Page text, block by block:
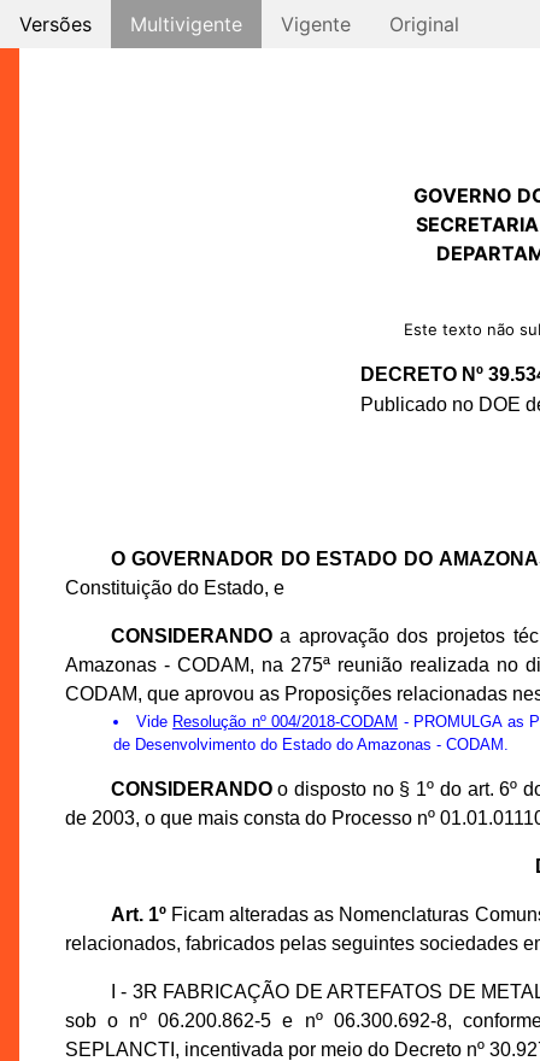
Versões Multivigente Vigente Original
GOVERNO
Este texto não
DECRETO Nº
Publicado no DOE
O GOVERNADOR DO ESTADO DO
Constituição do Estado, e
CONSIDERANDOa aprovação dos projetos
Amazonas - CODAM, na 275ª reunião realizada no
CODAM, que aprovou as Proposições relacionadas
Vide Resolução nº 004/2018-CODAM - PROMULGA as
de Desenvolvimento do Estado do Amazonas - CODAM.
CONSIDERANDOo disposto no § 1º do art. 6º
de 2003, o que mais consta do Processo nº
Art. 1ºFicam alteradas as Nomenclaturas
relacionados, fabricados pelas seguintes sociedades
I - 3R FABRICAÇÃO DE ARTEFATOS DE
sob o nº 06.200.862-5 e nº 06.300.692-8,
SEPLANCTI, incentivada por meio do Decreto nº